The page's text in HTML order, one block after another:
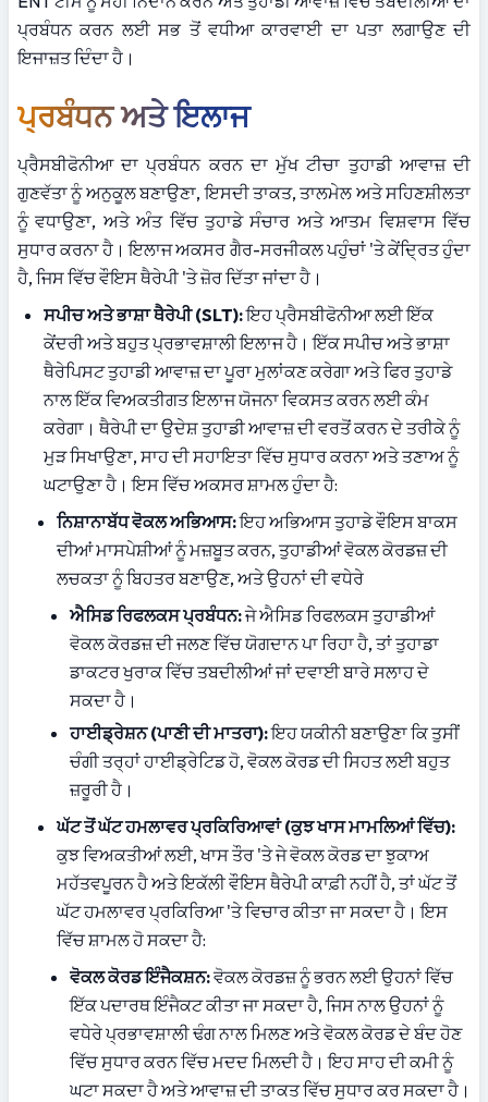
ਪ੍ਰਬੰਧਨ ਕਰਨ ਲਈ ਸਭ ਤੋਂ ਵਧੀਆ ਕਾਰਵਾਈ ਦਾ ਪਤਾ ਲਗਾਉਣ ਦੀ
ਇਜਾਜ਼ਤ ਦਿੰਦਾ ਹੈ।
ਪ੍ਰਬੰਧਨ ਅਤੇ ਇਲਾਜ
ਪ੍ਰੈਸਬੀਫੋਨੀਆ ਦਾ ਪ੍ਰਬੰਧਨ ਕਰਨ ਦਾ ਮੁੱਖ ਟੀਚਾ ਤੁਹਾਡੀ ਆਵਾਜ਼ ਦੀ
ਗੁਣਵੱਤਾ ਨੂੰ ਅਨੁਕੂਲ ਬਣਾਉਣਾ, ਇਸਦੀ ਤਾਕਤ, ਤਾਲਮੇਲ ਅਤੇ ਸਹਿਣਸ਼ੀਲਤਾ
ਨੂੰ ਵਧਾਉਣਾ, ਅਤੇ ਅੰਤ ਵਿੱਚ ਤੁਹਾਡੇ ਸੰਚਾਰ ਅਤੇ ਆਤਮ ਵਿਸ਼ਵਾਸ ਵਿੱਚ
ਸੁਧਾਰ ਕਰਨਾ ਹੈ। ਇਲਾਜ ਅਕਸਰ ਗੈਰ-ਸਰਜੀਕਲ ਪਹੁੰਚਾਂ 'ਤੇ ਕੇਂਦ੍ਰਿਤ ਹੁੰਦਾ
ਹੈ, ਜਿਸ ਵਿੱਚ ਵੌਇਸ ਥੈਰੇਪੀ 'ਤੇ ਜ਼ੋਰ ਦਿੱਤਾ ਜਾਂਦਾ ਹੈ।
ਸਪੀਚ ਅਤੇ ਭਾਸ਼ਾ ਥੈਰੇਪੀ (SLT): ਇਹ ਪ੍ਰੈਸਬੀਫੋਨੀਆ ਲਈ ਇੱਕ
ਕੇਂਦਰੀ ਅਤੇ ਬਹੁਤ ਪ੍ਰਭਾਵਸ਼ਾਲੀ ਇਲਾਜ ਹੈ। ਇੱਕ ਸਪੀਚ ਅਤੇ ਭਾਸ਼ਾ
ਥੈਰੇਪਿਸਟ ਤੁਹਾਡੀ ਆਵਾਜ਼ ਦਾ ਪੂਰਾ ਮੁਲਾਂਕਣ ਕਰੇਗਾ ਅਤੇ ਫਿਰ ਤੁਹਾਡੇ
ਨਾਲ ਇੱਕ ਵਿਅਕਤੀਗਤ ਇਲਾਜ ਯੋਜਨਾ ਵਿਕਸਤ ਕਰਨ ਲਈ ਕੰਮ
ਕਰੇਗਾ। ਥੈਰੇਪੀ ਦਾ ਉਦੇਸ਼ ਤੁਹਾਡੀ ਆਵਾਜ਼ ਦੀ ਵਰਤੋਂ ਕਰਨ ਦੇ ਤਰੀਕੇ ਨੂੰ
ਮੁੜ ਸਿਖਾਉਣਾ, ਸਾਹ ਦੀ ਸਹਾਇਤਾ ਵਿੱਚ ਸੁਧਾਰ ਕਰਨਾ ਅਤੇ ਤਣਾਅ ਨੂੰ
ਘਟਾਉਣਾ ਹੈ। ਇਸ ਵਿੱਚ ਅਕਸਰ ਸ਼ਾਮਲ ਹੁੰਦਾ ਹੈ:
ਨਿਸ਼ਾਨਾਬੱਧ ਵੋਕਲ ਅਭਿਆਸ: ਇਹ ਅਭਿਆਸ ਤੁਹਾਡੇ ਵੌਇਸ ਬਾਕਸ
ਦੀਆਂ ਮਾਸਪੇਸ਼ੀਆਂ ਨੂੰ ਮਜ਼ਬੂਤ ​​ਕਰਨ, ਤੁਹਾਡੀਆਂ ਵੋਕਲ ਕੋਰਡਜ਼ ਦੀ
ਲਚਕਤਾ ਨੂੰ ਬਿਹਤਰ ਬਣਾਉਣ, ਅਤੇ ਉਹਨਾਂ ਦੀ ਵਧੇਰੇ
ਐਸਿਡ ਰਿਫਲਕਸ ਪ੍ਰਬੰਧਨ: ਜੇ ਐਸਿਡ ਰਿਫਲਕਸ ਤੁਹਾਡੀਆਂ
ਵੋਕਲ ਕੋਰਡਜ਼ ਦੀ ਜਲਣ ਵਿੱਚ ਯੋਗਦਾਨ ਪਾ ਰਿਹਾ ਹੈ, ਤਾਂ ਤੁਹਾਡਾ
ਡਾਕਟਰ ਖੁਰਾਕ ਵਿੱਚ ਤਬਦੀਲੀਆਂ ਜਾਂ ਦਵਾਈ ਬਾਰੇ ਸਲਾਹ ਦੇ
ਸਕਦਾ ਹੈ।
ਹਾਈਡ੍ਰੇਸ਼ਨ (ਪਾਣੀ ਦੀ ਮਾਤਰਾ): ਇਹ ਯਕੀਨੀ ਬਣਾਉਣਾ ਕਿ ਤੁਸੀਂ
ਚੰਗੀ ਤਰ੍ਹਾਂ ਹਾਈਡ੍ਰੇਟਿਡ ਹੋ, ਵੋਕਲ ਕੋਰਡ ਦੀ ਸਿਹਤ ਲਈ ਬਹੁਤ
ਜ਼ਰੂਰੀ ਹੈ।
ਘੱਟ ਤੋਂ ਘੱਟ ਹਮਲਾਵਰ ਪ੍ਰਕਿਰਿਆਵਾਂ (ਕੁਝ ਖਾਸ ਮਾਮਲਿਆਂ ਵਿੱਚ):
ਕੁਝ ਵਿਅਕਤੀਆਂ ਲਈ, ਖਾਸ ਤੌਰ 'ਤੇ ਜੇ ਵੋਕਲ ਕੋਰਡ ਦਾ ਝੁਕਾਅ
ਮਹੱਤਵਪੂਰਨ ਹੈ ਅਤੇ ਇਕੱਲੀ ਵੌਇਸ ਥੈਰੇਪੀ ਕਾਫ਼ੀ ਨਹੀਂ ਹੈ, ਤਾਂ ਘੱਟ ਤੋਂ
ਘੱਟ ਹਮਲਾਵਰ ਪ੍ਰਕਿਰਿਆ 'ਤੇ ਵਿਚਾਰ ਕੀਤਾ ਜਾ ਸਕਦਾ ਹੈ। ਇਸ
ਵਿੱਚ ਸ਼ਾਮਲ ਹੋ ਸਕਦਾ ਹੈ:
ਵੋਕਲ ਕੋਰਡ ਇੰਜੈਕਸ਼ਨ: ਵੋਕਲ ਕੋਰਡਜ਼ ਨੂੰ ਭਰਨ ਲਈ ਉਹਨਾਂ ਵਿੱਚ
ਇੱਕ ਪਦਾਰਥ ਇੰਜੈਕਟ ਕੀਤਾ ਜਾ ਸਕਦਾ ਹੈ, ਜਿਸ ਨਾਲ ਉਹਨਾਂ ਨੂੰ
ਵਧੇਰੇ ਪ੍ਰਭਾਵਸ਼ਾਲੀ ਢੰਗ ਨਾਲ ਮਿਲਣ ਅਤੇ ਵੋਕਲ ਕੋਰਡ ਦੇ ਬੰਦ ਹੋਣ
ਵਿੱਚ ਸੁਧਾਰ ਕਰਨ ਵਿੱਚ ਮਦਦ ਮਿਲਦੀ ਹੈ। ਇਹ ਸਾਹ ਦੀ ਕਮੀ ਨੂੰ
ਘਟਾ ਸਕਦਾ ਹੈ ਅਤੇ ਆਵਾਜ਼ ਦੀ ਤਾਕਤ ਵਿੱਚ ਸੁਧਾਰ ਕਰ ਸਕਦਾ ਹੈ।